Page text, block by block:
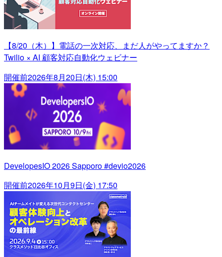
【8/20（木）】電話の一次対応、まだ人がやってますか？
Twilio × AI 顧客対応自動化ウェビナー
開催前2026年8月20日(木) 15:00
DevelopesIO 2026 Sapporo #devio2026
開催前2026年10月9日(金) 17:50